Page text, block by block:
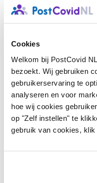
Cookies
Welkom bij PostCovid
bezoekt. Wij gebruiken
gebruikerservaring te
analyseren en voor
hoe wij cookies
op "Zelf instellen" te
gebruik van cookies,
een bestaande Wajong-
Bij de Wajong-
ervaringen. Driekwart
de belastbaarheid
beoordeeld, en 85%
beoordelaar ´heel
post-covid.